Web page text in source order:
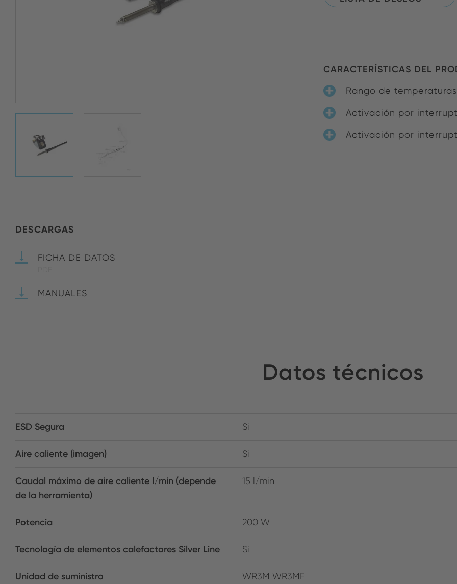
DESCARGAS
FICHA DE DATOS
MANUALES
CARACTERÍSTICAS DEL
Rango de
Activación por
Activación por
Datos técnicos
ESD Segura Si
Aire caliente (imagen) Si
Caudal máximo de aire caliente l/min (depende
de la herramienta)
15 l/min
Potencia 200 W
Tecnología de elementos calefactores Silver Line Si
Unidad de suministro WR3M WR3ME